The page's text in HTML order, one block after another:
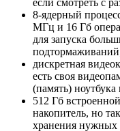
если смотреть с
8-ядерный
МГц и 16 Гб
для запуска
дискретная
есть своя
(память) ноутбука
512 Гб
накопитель, но
хранения нужных